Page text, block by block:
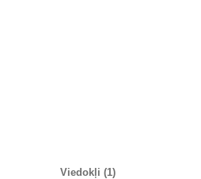
Viedokļi (1)